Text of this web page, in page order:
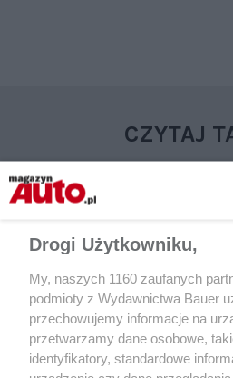
CZYTAJ
NOWOŚCI
Drogi Użytkowniku,
My, naszych 1160 zaufanych
podmioty z Wydawnictwa Bauer
przechowujemy informacje na
przetwarzamy dane osobowe,
identyfikatory, standardowe